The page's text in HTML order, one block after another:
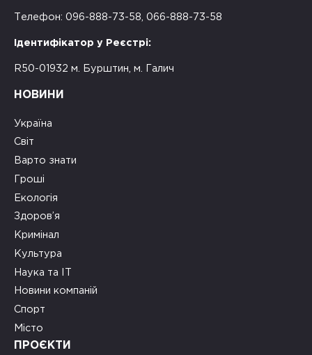
Телефон: 096-888-73-58, 066-888-73-58
Ідентифікатор у Реєстрі:
R50-01932 м. Бурштин, м. Галич
НОВИНИ
Україна
Світ
Варто знати
Гроші
Екологія
Здоров’я
Кримінал
Культура
Наука та ІТ
Новини компаній
Спорт
Місто
ПРОЄКТИ